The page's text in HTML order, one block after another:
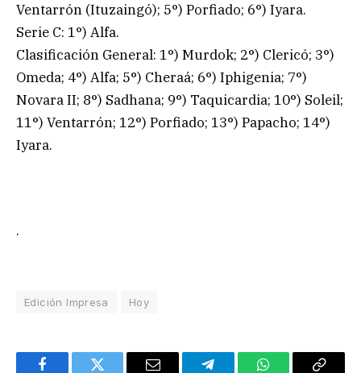
Ventarrón (Ituzaingó); 5°) Porfiado; 6°) Iyara.
Serie C: 1°) Alfa.
Clasificación General: 1°) Murdok; 2°) Clericó; 3°)
Omeda; 4°) Alfa; 5°) Cheraá; 6°) Iphigenia; 7°)
Novara II; 8°) Sadhana; 9°) Taquicardia; 10°) Soleil;
11°) Ventarrón; 12°) Porfiado; 13°) Papacho; 14°)
Iyara.
.
Edición Impresa Hoy